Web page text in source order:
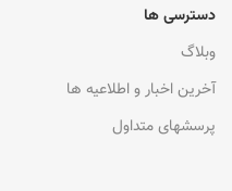
دسترسی ها
وبلاگ
آخرین اخبار و اطلاعیه ها
پرسشهای متداول